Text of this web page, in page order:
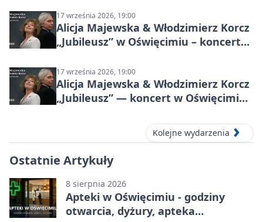
17 września 2026, 19:00
Alicja Majewska & Włodzimierz Korcz
„Jubileusz” w Oświęcimiu – koncert
17 września 2026, 19:00
Alicja Majewska & Włodzimierz Korcz
„Jubileusz” — koncert w Oświęcimiu,
Kolejne wydarzenia
Ostatnie Artykuły
8 sierpnia 2026
Apteki w Oświęcimiu - godziny
otwarcia, dyżury, apteka